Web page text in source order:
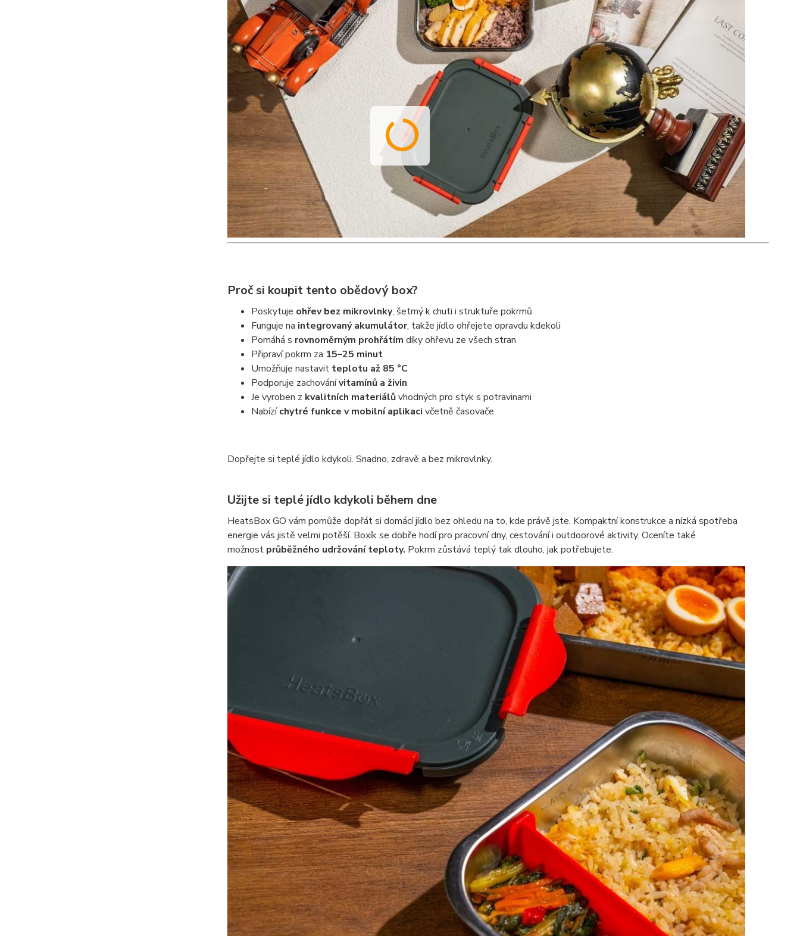
Proč si koupit tento obědový box?
Poskytuje ohřev bez mikrovlnky, šetrný k chuti i struktuře pokrmů
Funguje na integrovaný akumulátor, takže jídlo ohřejete opravdu kdekoli
Pomáhá s rovnoměrným prohřátím díky ohřevu ze všech stran
Připraví pokrm za 15–25 minut
Umožňuje nastavit teplotu až 85 °C
Podporuje zachovánívitamínů a živin
Je vyroben z kvalitních materiálůvhodných pro styk s potravinami
Nabízíchytré funkce v mobilní aplikaci včetně časovače
Dopřejte si teplé jídlo kdykoli. Snadno, zdravě a bez mikrovlnky.
Užijte si teplé jídlo kdykoli během dne
HeatsBox GO vám pomůže dopřát si domácí jídlo bez ohledu na to, kde právě jste. Kompaktní konstrukce a nízká spotřeba
energie vás jistě velmi potěší. Boxík se dobře hodí pro pracovní dny, cestování i outdoorové aktivity. Oceníte také
možnost průběžného udržování teploty. Pokrm zůstává teplý tak dlouho, jak potřebujete.